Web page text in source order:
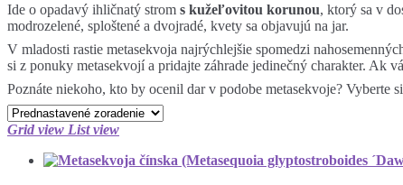
Ide o opadavý ihličnatý strom s kužeľovitou korunou, ktorý sa v
modrozelené, sploštené a dvojradé, kvety sa objavujú na jar.
V mladosti rastie metasekvoja najrýchlejšie spomedzi
si z ponuky metasekvojí a pridajte záhrade jedinečný charakter. Ak
Poznáte niekoho, kto by ocenil dar v podobe metasekvoje? Vyberte
Grid view List view